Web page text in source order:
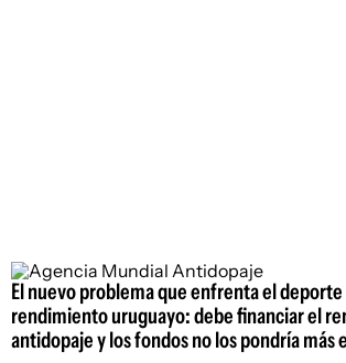
El nuevo problema que enfrenta el
rendimiento uruguayo: debe financiar el
antidopaje y los fondos no los pondría más